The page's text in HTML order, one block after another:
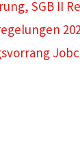
, SGB II